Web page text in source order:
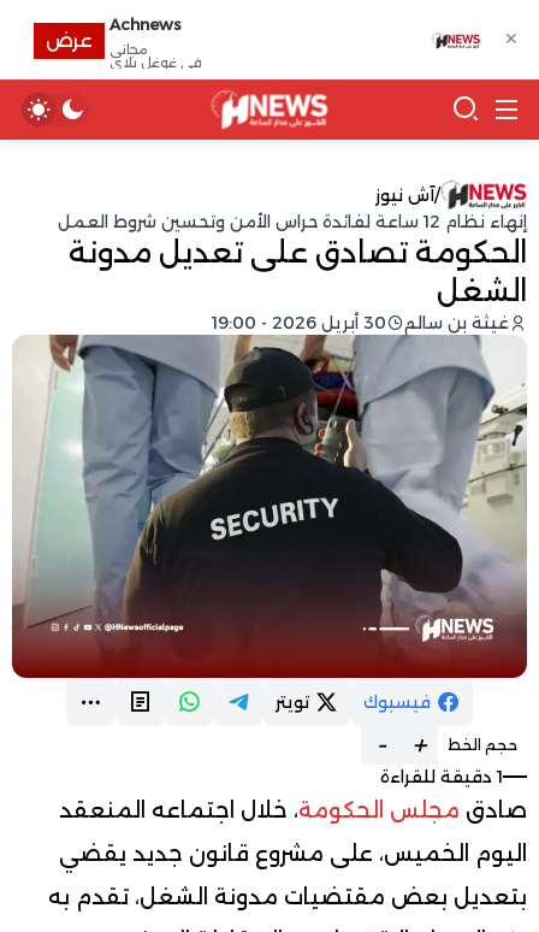
/آش نيوز
إنهاء نظام 12 ساعة لفائدة حراس الأمن وتحسين شروط العمل
الحكومة تصادق على تعديل مدونة
الشغل
غيثة بن سالم 30 أبريل 2026 - 19:00
فيسبوك تويتر
حجم الخط +
-
1 دقيقة للقراءة
صادق مجلس الحكومة، خلال اجتماعه المنعقد
اليوم الخميس، على مشروع قانون جديد يقضي
بتعديل بعض مقتضيات مدونة الشغل، تقدم به
✕
Achnews
مجانى
في غوغل بلاي
عرض